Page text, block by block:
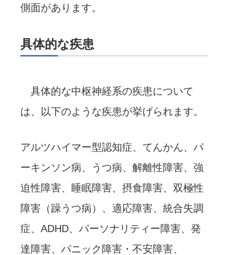
側面があります。
具体的な疾患
具体的な中枢神経系の疾患について
は、以下のような疾患が挙げられます。
アルツハイマー型認知症、てんかん、パ
ーキンソン病、うつ病、解離性障害、強
迫性障害、睡眠障害、摂食障害、双極性
障害（躁うつ病）、適応障害、統合失調
症、ADHD、パーソナリティー障害、発
達障害、パニック障害・不安障害、